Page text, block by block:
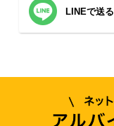
LINEで送る